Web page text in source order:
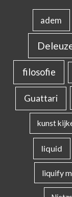
adem
filosofie
Guattari
kunst
liquid
liquify